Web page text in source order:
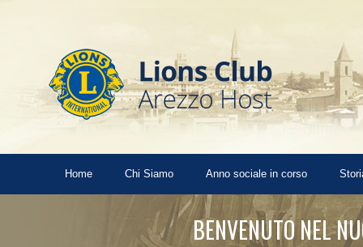
Home Chi Siamo Anno sociale in corso
BENVENUTO NEL